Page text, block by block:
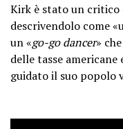
Kirk è stato un critico
descrivendolo come
un «go-go dancer»
delle tasse
guidato il suo popolo